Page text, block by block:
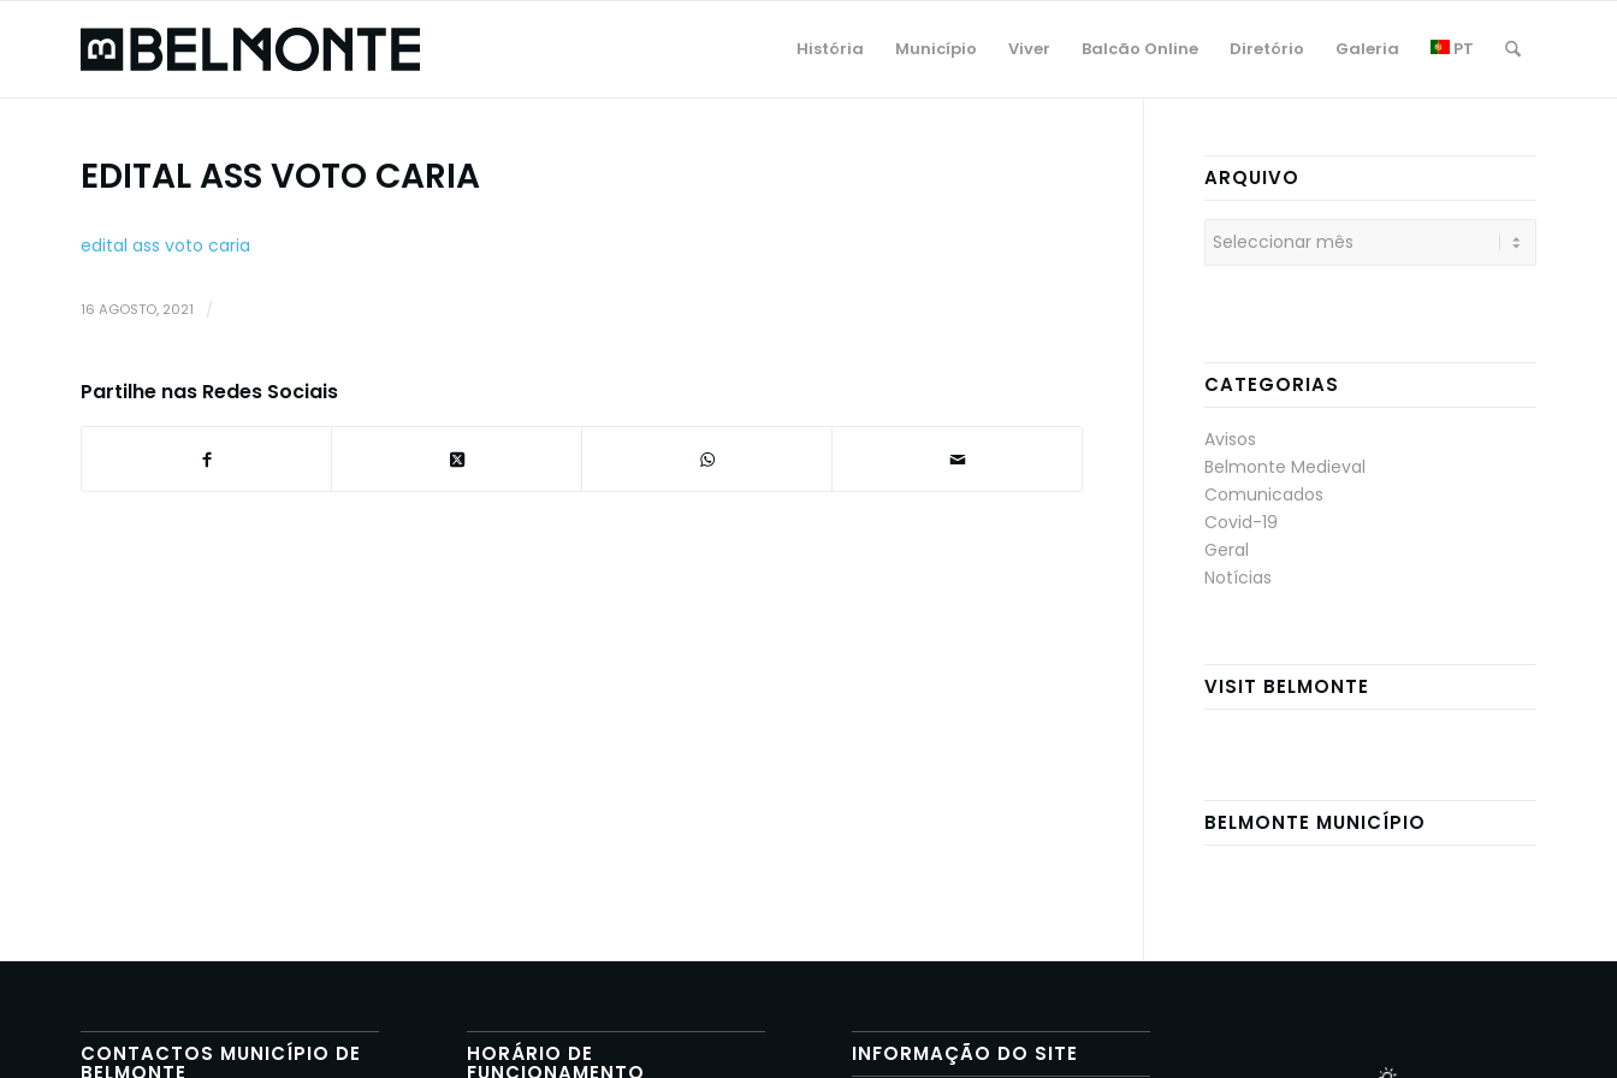
História Município Viver Balcão Online Diretório Galeria PT
EDITAL ASS VOTO CARIA
edital ass voto caria
16 AGOSTO, 2021 /
Partilhe nas Redes Sociais
ARQUIVO
CATEGORIAS
Avisos
Belmonte Medieval
Comunicados
Covid-19
Geral
Notícias
VISIT BELMONTE
BELMONTE MUNICÍPIO
CONTACTOS MUNICÍPIO DE
BELMONTE
HORÁRIO DE
FUNCIONAMENTO
INFORMAÇÃO DO SITE